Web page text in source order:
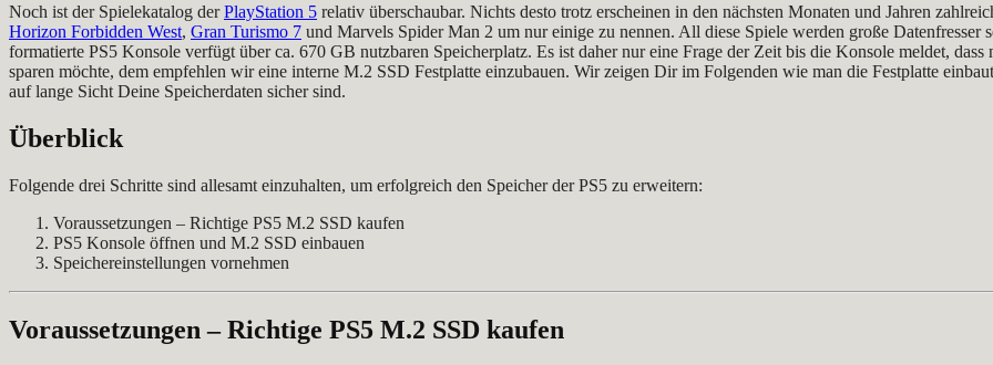
Noch ist der Spielekatalog derPlayStation 5 relativ überschaubar. Nichts desto trotz erscheinen in den nächsten Monaten und Jahren
Horizon Forbidden West, Gran Turismo 7 und Marvels Spider Man 2 um nur einige zu nennen. All diese Spiele werden große
formatierte PS5 Konsole verfügt über ca. 670 GB nutzbaren Speicherplatz. Es ist daher nur eine Frage der Zeit bis die Konsole meldet,
sparen möchte, dem empfehlen wir eine interne M.2 SSD Festplatte einzubauen. Wir zeigen Dir im Folgenden wie man die Festplatte
auf lange Sicht Deine Speicherdaten sicher sind.
Überblick
Folgende drei Schritte sind allesamt einzuhalten, um erfolgreich den Speicher der PS5 zu erweitern:
Voraussetzungen – Richtige PS5 M.2 SSD kaufen
PS5 Konsole öffnen und M.2 SSD einbauen
Speichereinstellungen vornehmen
Voraussetzungen – Richtige PS5 M.2 SSD kaufen